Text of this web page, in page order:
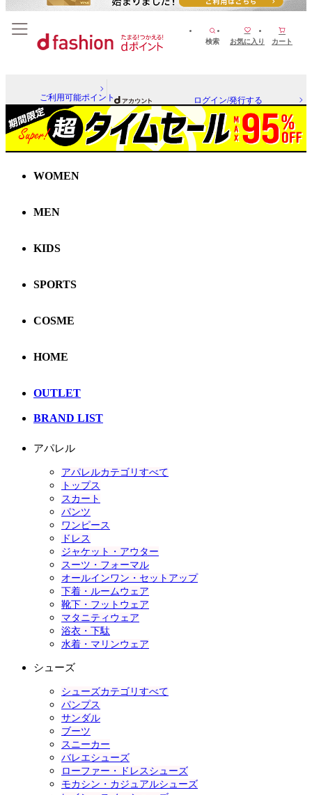
検索 お気に入り カート
ご利用可能ポイント ログイン/発行する
WOMEN
MEN
KIDS
SPORTS
COSME
HOME
OUTLET
BRAND LIST
アパレル
アパレルカテゴリすべて
トップス
スカート
パンツ
ワンピース
ドレス
ジャケット・アウター
スーツ・フォーマル
オールインワン・セットアップ
下着・ルームウェア
靴下・フットウェア
マタニティウェア
浴衣・下駄
水着・マリンウェア
シューズ
シューズカテゴリすべて
パンプス
サンダル
ブーツ
スニーカー
バレエシューズ
ローファー・ドレスシューズ
モカシン・カジュアルシューズ